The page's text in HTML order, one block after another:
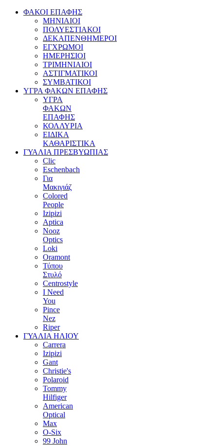
ΦΑΚΟΙ ΕΠΑΦΗΣ
ΜΗΝΙΑΙΟΙ
ΠΟΛΥΕΣΤΙΑΚΟΙ
ΔΕΚΑΠΕΝΘΗΜΕΡΟΙ
ΕΓΧΡΩΜΟΙ
ΗΜΕΡΗΣΙΟΙ
ΤΡΙΜΗΝΙΑΙΟΙ
ΑΣΤΙΓΜΑΤΙΚΟΙ
ΣΥΜΒΑΤΙΚΟΙ
ΥΓΡΑ ΦΑΚΩΝ ΕΠΑΦΗΣ
ΥΓΡΑ
ΦΑΚΩΝ
ΕΠΑΦΗΣ
ΚΟΛΛΥΡΙΑ
ΕΙΔΙΚΑ
ΚΑΘΑΡΙΣΤΙΚΑ
ΓΥΑΛΙΑ ΠΡΕΣΒΥΩΠΙΑΣ
Clic
Eschenbach
Για
Μακιγιάζ
Colored
People
Izipizi
Aptica
Nooz
Optics
Loki
Oramont
Τύπου
Στυλό
Centrostyle
I Need
You
Pince
Nez
Riper
ΓΥΑΛΙΑ ΗΛΙΟΥ
Carrera
Izipizi
Gant
Christie's
Polaroid
Tommy
Hilfiger
American
Optical
Max
O-Six
99 John